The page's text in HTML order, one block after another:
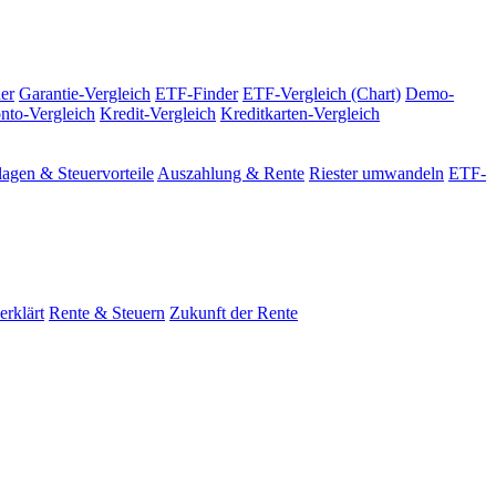
Garantie-Vergleich ETF-Finder ETF-Vergleich (Chart) Demo-
Vergleich Kredit-Vergleich Kreditkarten-Vergleich
& Steuervorteile Auszahlung & Rente Riester umwandeln ETF-
Rente & Steuern Zukunft der Rente